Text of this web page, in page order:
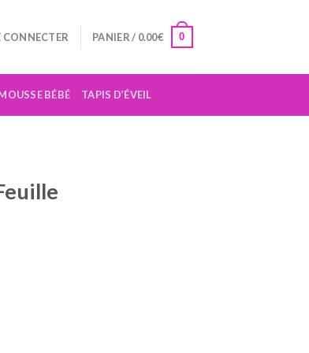
CONNECTER PANIER / 0.00€ 0
BÉBÉ TAPIS D’ÉVEIL